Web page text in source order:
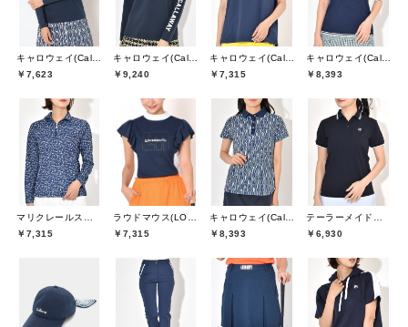
￥7,623
￥9,240
￥7,315
￥8,393
￥7,315
￥7,315
￥8,393
￥6,930